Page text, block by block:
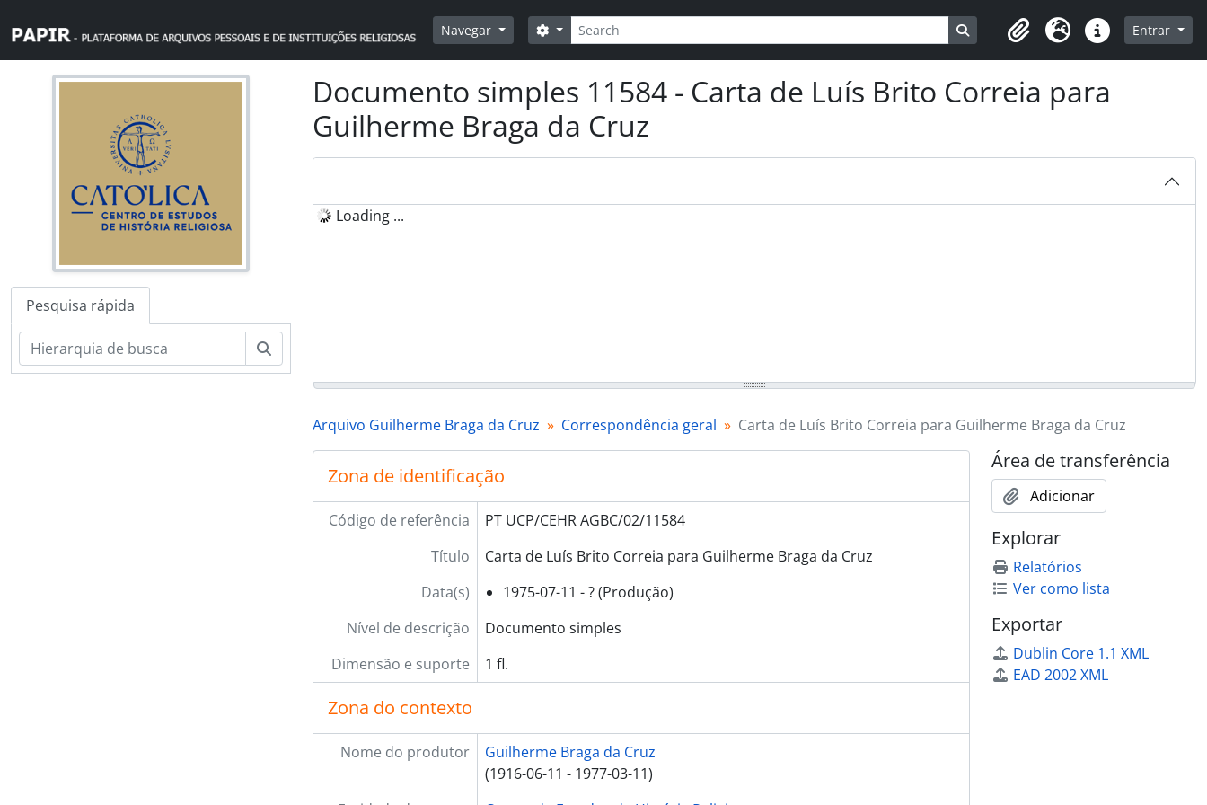
Navegar
Pesquisar
Opções de busca Busque na página de navegação
Clipboard
Idioma Ligações rápidas
Entrar
Pesquisa rápida
Documento simples 11584 - Carta de Luís Brito Correia para
Guilherme Braga da Cruz
Loading ...
Arquivo Guilherme Braga da Cruz Correspondência geral Carta de Luís Brito Correia para Guilherme Braga da Cruz
Zona de identificação
Código de referência
PT UCP/CEHR AGBC/02/11584
Título
Carta de Luís Brito Correia para Guilherme Braga da Cruz
Data(s)
1975-07-11 - ? (Produção)
Nível de descrição
Documento simples
Dimensão e suporte
1 fl.
Zona do contexto
Nome do produtor
Guilherme Braga da Cruz
(1916-06-11 - 1977-03-11)
Área de transferência
Adicionar
Explorar
Relatórios
Ver como lista
Exportar
Dublin Core 1.1 XML
EAD 2002 XML